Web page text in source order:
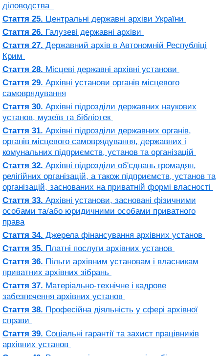
діловодства
Стаття 25. Центральні державні архіви України
Стаття 26. Галузеві державні архіви
Стаття 27. Державний архів в Автономній Республіці
Крим
Стаття 28. Місцеві державні архівні установи
Стаття 29. Архівні установи органів місцевого
самоврядування
Стаття 30. Архівні підрозділи державних наукових
установ, музеїв та бібліотек
Стаття 31. Архівні підрозділи державних органів,
органів місцевого самоврядування, державних і
комунальних підприємств, установ та організацій
Стаття 32. Архівні підрозділи об'єднань громадян,
релігійних організацій, а також підприємств, установ та
організацій, заснованих на приватній формі власності
Стаття 33. Архівні установи, засновані фізичними
особами та/або юридичними особами приватного
права
Стаття 34. Джерела фінансування архівних установ
Стаття 35. Платні послуги архівних установ
Стаття 36. Пільги архівним установам і власникам
приватних архівних зібрань
Стаття 37. Матеріально-технічне і кадрове
забезпечення архівних установ
Стаття 38. Професійна діяльність у сфері архівної
справи
Стаття 39. Соціальні гарантії та захист працівників
архівних установ